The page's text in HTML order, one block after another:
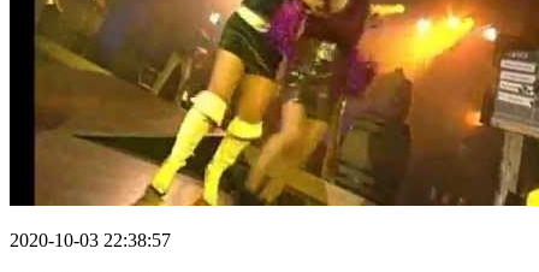
2020-10-03 22:38:57